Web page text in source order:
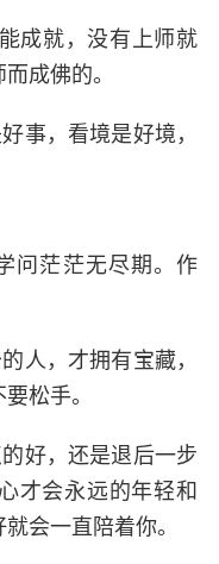
就，没有上师就
成佛的。
，看境是好境，
茫茫无尽期。作
，才拥有宝藏，
松手。
好，还是退后一步
才会永远的年轻和
会一直陪着你。